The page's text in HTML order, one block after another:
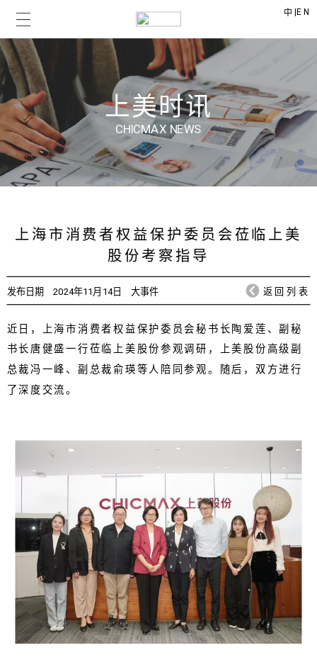
中 |EN
上美时讯
CHICMAX NEWS
上海市消费者权益保护委员会莅临上美
股份考察指导
发布日期 2024年11月14日 大事件 返回列表
近日，上海市消费者权益保护委员会秘书长陶爱莲、副秘
书长唐健盛一行莅临上美股份参观调研，上美股份高级副
总裁冯一峰、副总裁俞瑛等人陪同参观。随后，双方进行
了深度交流。